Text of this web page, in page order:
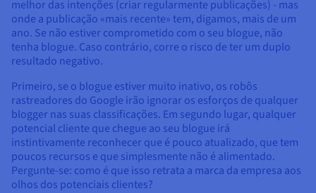
melhor das intenções (criar regularmente publicações) - mas
onde a publicação «mais recente» tem, digamos, mais de um
ano. Se não estiver comprometido com o seu blogue, não
tenha blogue. Caso contrário, corre o risco de ter um duplo
resultado negativo.
Primeiro, se o blogue estiver muito inativo, os robôs
rastreadores do Google irão ignorar os esforços de qualquer
blogger nas suas classificações. Em segundo lugar, qualquer
potencial cliente que chegue ao seu blogue irá
instintivamente reconhecer que é pouco atualizado, que tem
poucos recursos e que simplesmente não é alimentado.
Pergunte-se: como é que isso retrata a marca da empresa aos
olhos dos potenciais clientes?